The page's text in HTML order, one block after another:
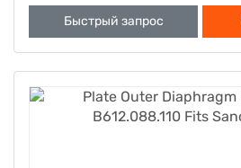
Быстрый запрос